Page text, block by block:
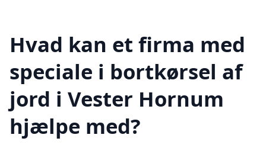
Hvad kan et firma med
speciale i bortkørsel af
jord i Vester Hornum
hjælpe med?